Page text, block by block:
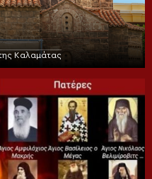
Καλαμάτας